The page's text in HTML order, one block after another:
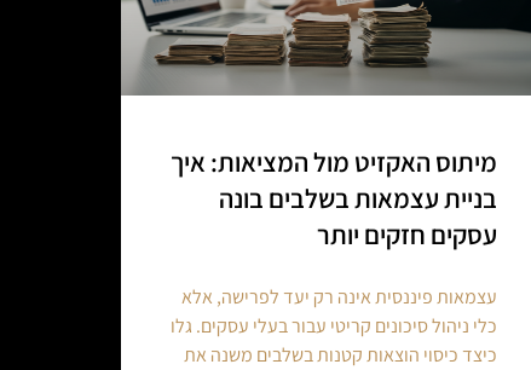
מיתוס האקזיט מול המציאות: איך
בניית עצמאות בשלבים בונה
עסקים חזקים יותר
עצמאות פיננסית אינה רק יעד לפרישה, אלא
כלי ניהול סיכונים קריטי עבור בעלי עסקים. גלו
כיצד כיסוי הוצאות קטנות בשלבים משנה את